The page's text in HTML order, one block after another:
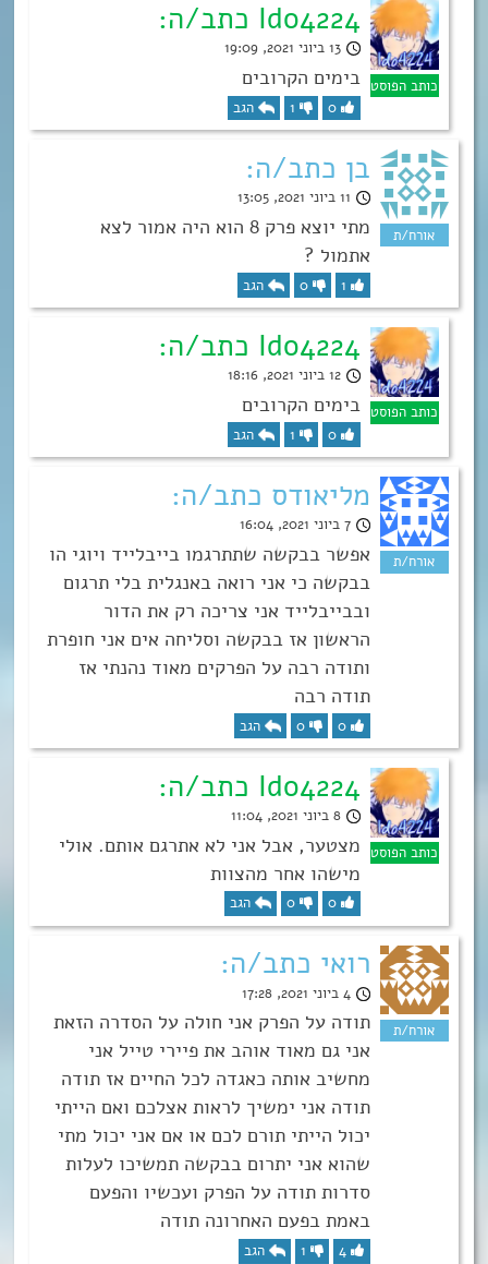
Ido4224 כתב/ה:
13 ביוני 2021, 19:09
בימים הקרובים
0
1 הגב
בן כתב/ה:
11 ביוני 2021, 13:05
מתי יוצא פרק 8 הוא היה אמור לצא
אתמול ?
1
0 הגב
Ido4224 כתב/ה:
12 ביוני 2021, 18:16
בימים הקרובים
0
1 הגב
מליאודס כתב/ה:
7 ביוני 2021, 16:04
אפשר בבקשה שתתרגמו בייבלייד ויוגי הו
בבקשה כי אני רואה באנגלית בלי תרגום
ובבייבלייד אני צריכה רק את הדור
הראשון אז בבקשה וסליחה אים אני חופרת
ותודה רבה על הפרקים מאוד נהנתי אז
תודה רבה
0
0 הגב
Ido4224 כתב/ה:
8 ביוני 2021, 11:04
מצטער, אבל אני לא אתרגם אותם. אולי
מישהו אחר מהצוות
0
0 הגב
רואי כתב/ה:
4 ביוני 2021, 17:28
תודה על הפרק אני חולה על הסדרה הזאת
אני גם מאוד אוהב את פיירי טייל אני
מחשיב אותה כאגדה לכל החיים אז תודה
תודה אני ימשיך לראות אצלכם ואם הייתי
יכול הייתי תורם לכם או אם אני יכול מתי
שהוא אני יתרום בבקשה תמשיכו לעלות
סדרות תודה על הפרק ועכשיו והפעם
באמת בפעם האחרונה תודה
4
1 הגב